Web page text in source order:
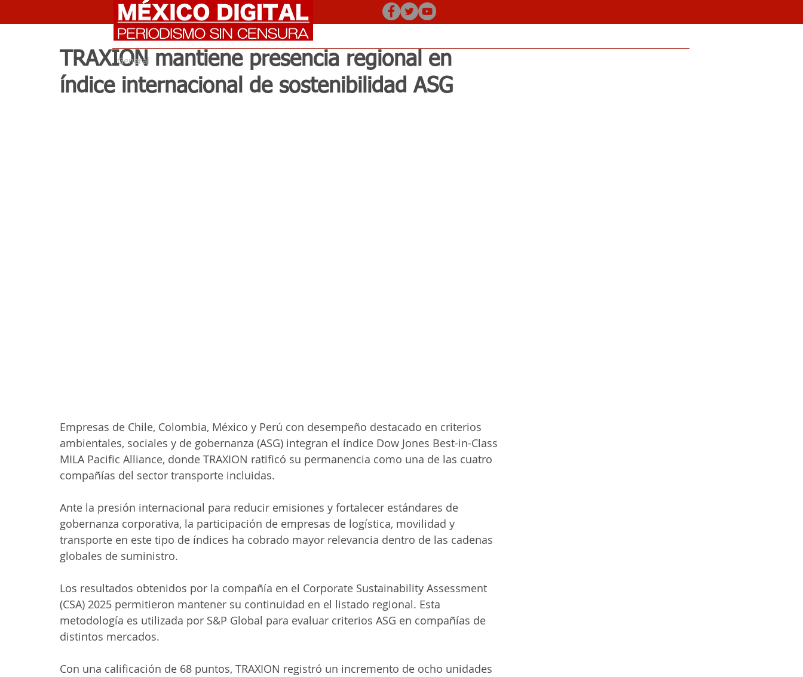
General
TRAXION mantiene presencia regional en
índice internacional de sostenibilidad ASG
Empresas de Chile, Colombia, México y Perú con desempeño destacado en criterios
ambientales, sociales y de gobernanza (ASG) integran el índice Dow Jones Best-in-Class
MILA Pacific Alliance, donde TRAXION ratificó su permanencia como una de las cuatro
compañías del sector transporte incluidas.
Ante la presión internacional para reducir emisiones y fortalecer estándares de
gobernanza corporativa, la participación de empresas de logística, movilidad y
transporte en este tipo de índices ha cobrado mayor relevancia dentro de las cadenas
globales de suministro.
Los resultados obtenidos por la compañía en el Corporate Sustainability Assessment
(CSA) 2025 permitieron mantener su continuidad en el listado regional. Esta
metodología es utilizada por S&P Global para evaluar criterios ASG en compañías de
distintos mercados.
Con una calificación de 68 puntos, TRAXION registró un incremento de ocho unidades